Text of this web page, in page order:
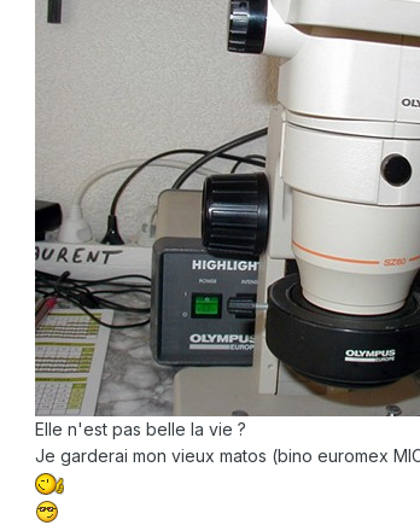
Elle n'est pas belle la vie ?
Je garderai mon vieux matos (bino euromex